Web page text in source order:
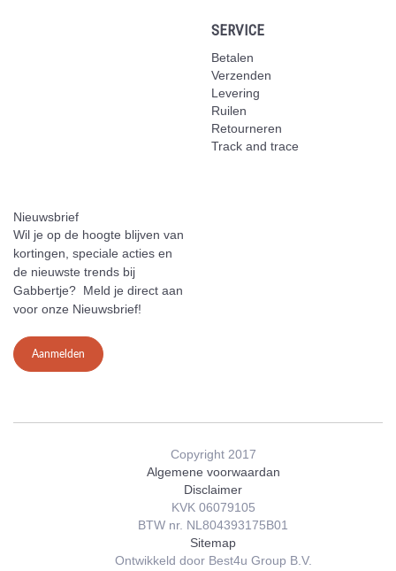
SERVICE
Betalen
Verzenden
Levering
Ruilen
Retourneren
Track and trace
Nieuwsbrief
Wil je op de hoogte blijven van
kortingen, speciale acties en
de nieuwste trends bij
Gabbertje? Meld je direct aan
voor onze Nieuwsbrief!
Aanmelden
Copyright 2017
Algemene voorwaardan
Disclaimer
KVK 06079105
BTW nr. NL804393175B01
Sitemap
Ontwikkeld door Best4u Group B.V.